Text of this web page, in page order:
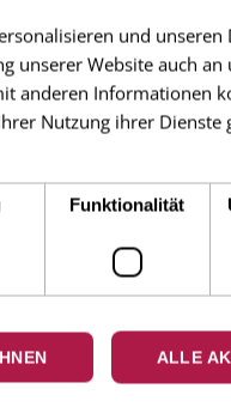
wunderschöne
4-seitige
mit
und unseren
unserer Website auch an
anderen Informationen
Nutzung ihrer Dienste
Funktionalität
ALLE